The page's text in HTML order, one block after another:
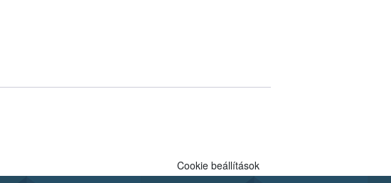
Cookie beállítások